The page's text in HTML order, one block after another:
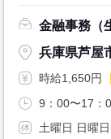
金融事務（
兵庫県芦屋
時給1,650円
9：00〜17：
土曜日 日曜